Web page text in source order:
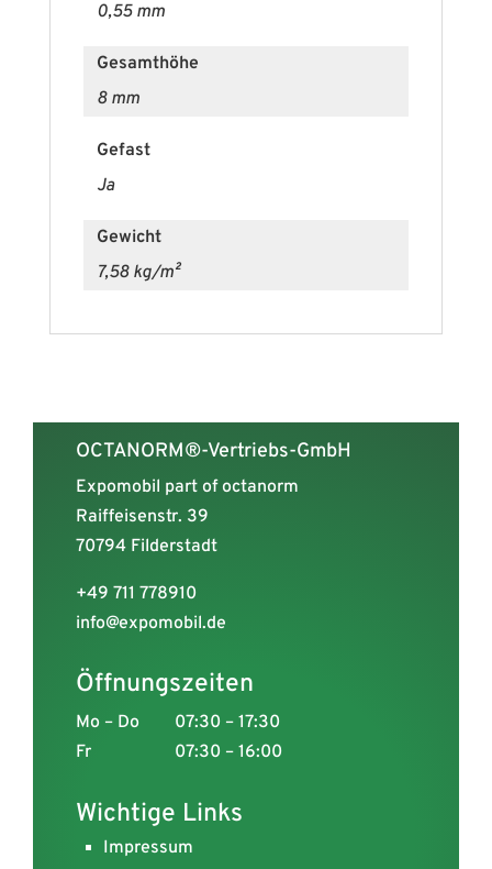
0,55 mm
Gesamthöhe
8 mm
Gefast
Ja
Gewicht
7,58 kg/m²
OCTANORM®-Vertriebs-GmbH
Expomobil part of octanorm
Raiffeisenstr. 39
70794 Filderstadt
+49 711 778910
info@expomobil.de
Öffnungszeiten
Mo – Do
07:30 – 17:30
Fr
07:30 – 16:00
Wichtige Links
Impressum